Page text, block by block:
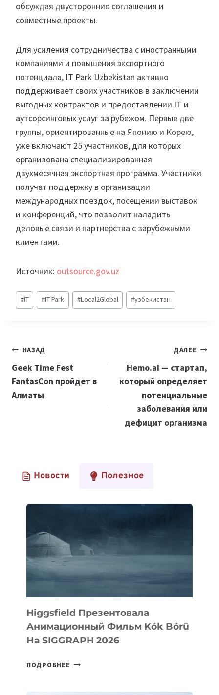
обсуждая двусторонние соглашения и
совместные проекты.
Для усиления сотрудничества с иностранными
компаниями и повышения экспортного
потенциала, IT Park Uzbekistan активно
поддерживает своих участников в заключении
выгодных контрактов и предоставлении IT и
аутсорсинговых услуг за рубежом. Первые две
группы, ориентированные на Японию и Корею,
уже включают 25 участников, для которых
организована специализированная
двухмесячная экспортная программа. Участники
получат поддержку в организации
международных поездок, посещении выставок
и конференций, что позволит наладить
деловые связи и партнерства с зарубежными
клиентами.
Источник: outsource.gov.uz
Метки
записи:
#IT #IT Park #Local2Global #узбекистан
Навигация
по
записям
НАЗАД
Geek Time Fest
FantasCon пройдет в
Алматы
ДАЛЕЕ
Hemo.ai — стартап,
который определяет
потенциальные
заболевания или
дефицит организма
Новости Полезное
Higgsfield Презентовала
Анимационный Фильм Kök Börü
На SIGGRAPH 2026
ПОДРОБНЕЕ HIGGSFIELD